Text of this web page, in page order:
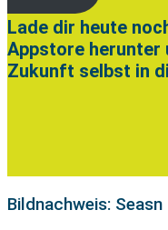
Lade dir heute
Appstore herunter
Zukunft selbst in
Bildnachweis: Seasn